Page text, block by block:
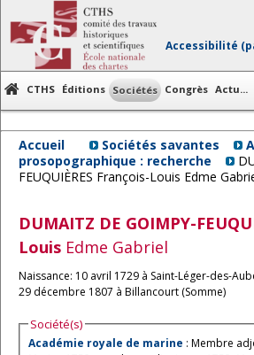
Accessibilité
CTHS Éditions Sociétés Congrès Actu...
Accueil Sociétés savantes
prosopographique : recherche
FEUQUIÈRES François-Louis Edme
DUMAITZ DE GOIMPY-
Louis Edme Gabriel
Naissance: 10 avril 1729 à Saint-Léger-des-
29 décembre 1807 à Billancourt (Somme)
Société(s)
Académie royale de marine : Membre